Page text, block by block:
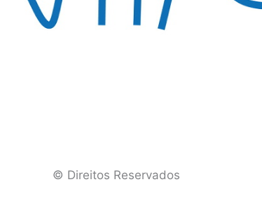
© Direitos Reservados